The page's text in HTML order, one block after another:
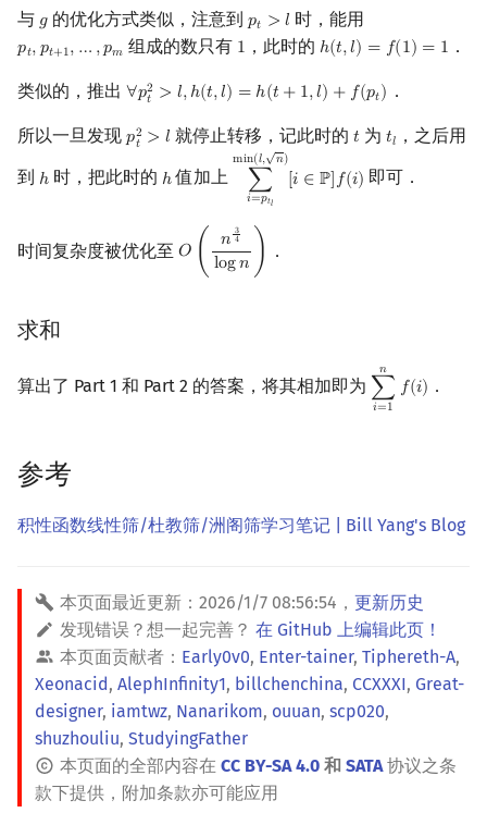
与 𝑔
g的优化方式类似，注意到 𝑝𝑡 > 𝑙
pt >l 时，能用
𝑝𝑡,𝑝𝑡+1, … ,𝑝𝑚
pt,pt+1, …, pm 组成的数只有 1
1 ，此时的 ℎ(𝑡,𝑙) = 𝑓(1) = 1
h(t,l)= f(1 )=1 ．
类似的，推出 ∀𝑝2
𝑡 > 𝑙,ℎ(𝑡,𝑙) = ℎ(𝑡 + 1,𝑙) + 𝑓(𝑝𝑡)
∀pt 2> ,h (t,l)=h (t+ 1,l) +f( pt) ．
所以一旦发现 𝑝2
𝑡 > 𝑙
pt 2> l 就停止转移，记此时的𝑡
t 为 𝑡𝑙
tl ，之后用
到 ℎ
h 时，把此时的 ℎ
h值加上
min(𝑙,
√
𝑛)
∑
𝑖=𝑝𝑡𝑙
[𝑖 ∈ ℙ]𝑓(𝑖)
=p t min( l,n )[i∈ P]f (i)
即可．
时间复杂度被优化至 𝑂 ( 𝑛 3
4
log𝑛 )
O( n 34logn ) ．
求和
算出了 Part 1 和 Part 2 的答案，将其相加即为
𝑛
∑
𝑖=1
𝑓(𝑖)
∑i =1 nf(i ．
参考
积性函数线性筛/杜教筛/洲阁筛学习笔记 | Bill Yang's Blog
本页面最近更新： 2026/1/7 08:56:54 ， 更新历史
发现错误？想一起完善？ 在 GitHub 上编辑此页！
本页面贡献者： Early0v0, Enter-tainer, Tiphereth-A,
Xeonacid, AlephInfinity1, billchenchina, CCXXXI, Great-
designer, iamtwz, Nanarikom, ouuan, scp020,
shuzhouliu, StudyingFather
本页面的全部内容在 CC BY-SA 4.0 和 SATA协议之条
款下提供，附加条款亦可能应用